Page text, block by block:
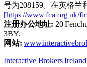
号为208159。在英格兰
[https://www.fca.org.uk/
注册办公地址: 20
3BY.
网站:
Interactive Brokers